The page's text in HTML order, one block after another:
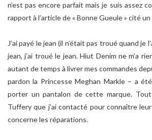
n’est pas encore parfait mais je suis assez
rapport à l’article de « Bonne Gueule » cité
J’ai payé le jean (il n’était pas troué quand je
jean, j’ai troué le jean. Hiut Denim ne m’a
autant de temps à livrer mes commandes
pardon la Princesse Meghan Markle – a
porter un pantalon de cette marque.
Tuffery que j’ai contacté pour connaître
concerne les réparations.